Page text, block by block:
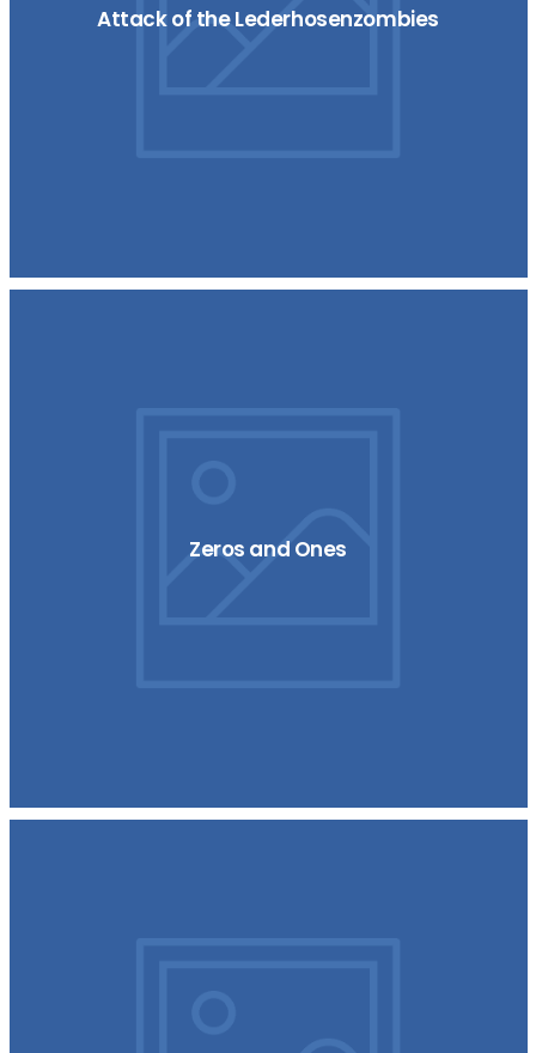
Attack of the Lederhosenzombies
Zeros and Ones